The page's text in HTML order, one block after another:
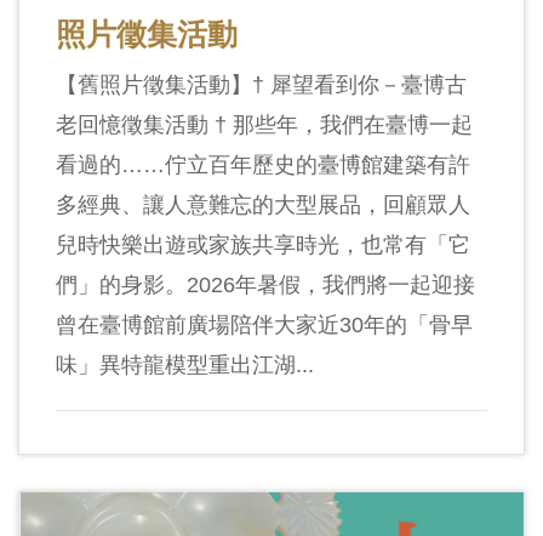
照片徵集活動
【舊照片徵集活動】† 犀望看到你－臺博古
老回憶徵集活動 † 那些年，我們在臺博一起
看過的……佇立百年歷史的臺博館建築有許
多經典、讓人意難忘的大型展品，回顧眾人
兒時快樂出遊或家族共享時光，也常有「它
們」的身影。2026年暑假，我們將一起迎接
曾在臺博館前廣場陪伴大家近30年的「骨早
味」異特龍模型重出江湖...